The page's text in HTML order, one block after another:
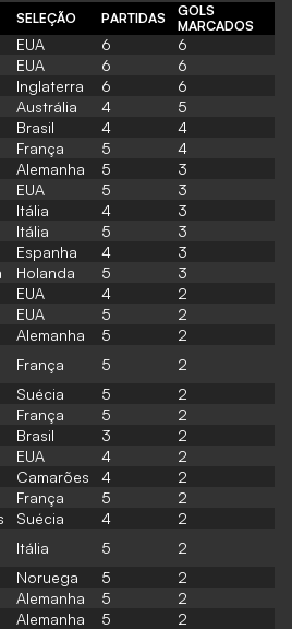
SELEÇÃO PARTIDAS
GOLS
MARCADOS
EUA 6
6
EUA 6
6
Inglaterra 6
6
Austrália 4
5
Brasil 4
4
França 5
4
Alemanha 5
3
EUA 5
3
Itália 4
3
Itália 5
3
Espanha 4
3
Holanda 5
3
EUA 4
2
EUA 5
2
Alemanha 5
2
França 5
2
Suécia 5
2
França 5
2
Brasil 3
2
EUA 4
2
Camarões 4
2
França 5
2
Suécia 4
2
Itália 5
2
Noruega 5
2
Alemanha 5
2
Alemanha 5 2